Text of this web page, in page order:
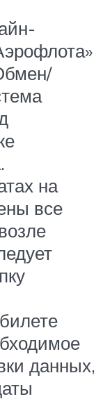
на
все
данных,